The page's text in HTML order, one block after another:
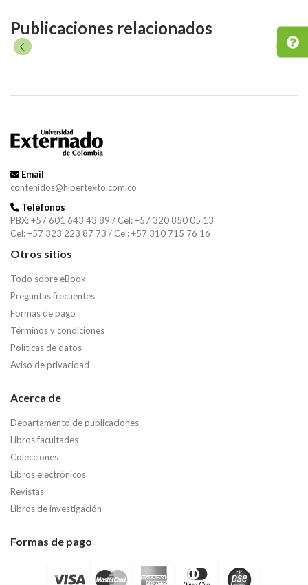
Publicaciones relacionados
Email
contenidos@hipertexto.com.co
Teléfonos
PBX: +57 601 643 43 89 / Cel: +57 320 850 05 13
Cel: +57 323 223 87 73 / Cel: +57 310 715 76 16
Otros sitios
Todo sobre eBook
Preguntas frecuentes
Formas de pago
Términos y condiciones
Políticas de datos
Aviso de privacidad
Acerca de
Departamento de publicaciones
Libros facultades
Colecciones
Libros electrónicos
Revistas
Libros de investigación
Formas de pago